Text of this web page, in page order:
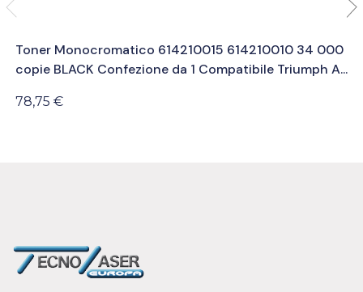
Toner Monocromatico 614210015 614210010 34 000
copie BLACK Confezione da 1 Compatibile Triumph A...
78,75 €